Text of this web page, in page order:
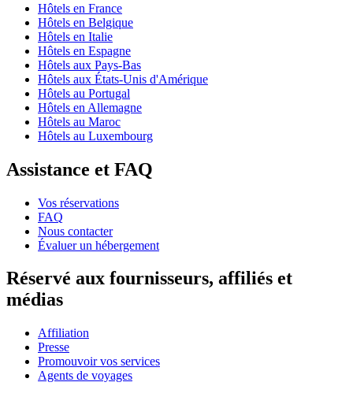
Hôtels en France
Hôtels en Belgique
Hôtels en Italie
Hôtels en Espagne
Hôtels aux Pays-Bas
Hôtels aux États-Unis d'Amérique
Hôtels au Portugal
Hôtels en Allemagne
Hôtels au Maroc
Hôtels au Luxembourg
Assistance et FAQ
Vos réservations
FAQ
Nous contacter
Évaluer un hébergement
Réservé aux fournisseurs, affiliés et
médias
Affiliation
Presse
Promouvoir vos services
Agents de voyages